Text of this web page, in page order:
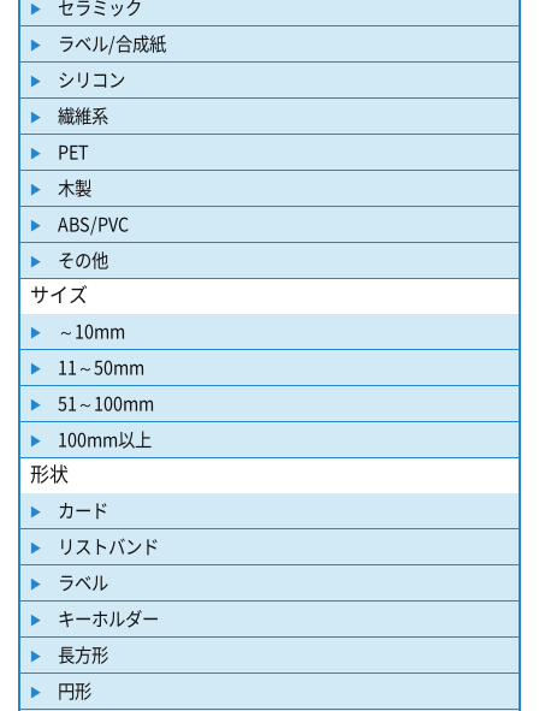
セラミック
ラベル/合成紙
シリコン
繊維系
PET
木製
ABS/PVC
その他
サイズ
～10mm
11～50mm
51～100mm
100mm以上
形状
カード
リストバンド
ラベル
キーホルダー
長方形
円形